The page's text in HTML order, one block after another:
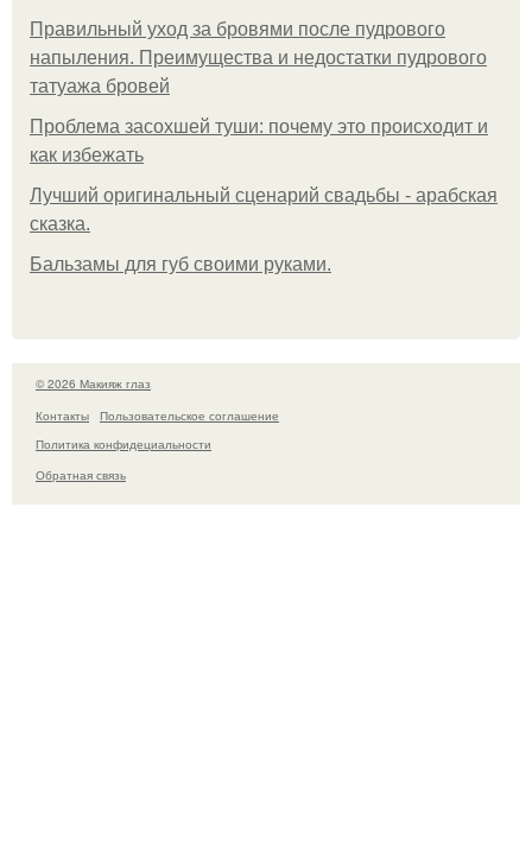
Правильный уход за бровями после пудрового
напыления. Преимущества и недостатки пудрового
татуажа бровей
Проблема засохшей туши: почему это происходит и
как избежать
Лучший оригинальный сценарий свадьбы - арабская
сказка.
Бальзамы для губ своими руками.
© 2026 Макияж глаз
Контакты
Пользовательское соглашение
Политика конфидециальности
Обратная связь